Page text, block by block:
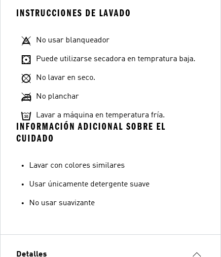
INSTRUCCIONES DE LAVADO
No usar blanqueador
Puede utilizarse secadora en tempratura baja.
No lavar en seco.
No planchar
Lavar a máquina en temperatura fría.
INFORMACIÓN ADICIONAL SOBRE EL
CUIDADO
Lavar con colores similares
Usar únicamente detergente suave
No usar suavizante
Detalles